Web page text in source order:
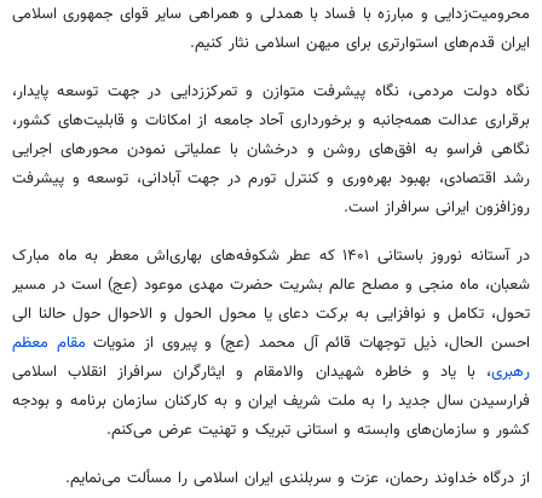
محرومیت‌زدایی و مبارزه با فساد با همدلی و همراهی سایر قوای جمهوری اسلامی
ایران قدم‌های استوارتری برای میهن اسلامی نثار کنیم.
نگاه دولت مردمی، نگاه پیشرفت متوازن و تمرکززدایی در جهت توسعه پایدار،
برقراری عدالت همه‌جانبه و برخورداری آحاد جامعه از امکانات و قابلیت‌های کشور،
نگاهی فراسو به افق‌های روشن و درخشان با عملیاتی نمودن محورهای اجرایی
رشد اقتصادی، بهبود بهره‌وری و کنترل تورم در جهت آبادانی، توسعه و پیشرفت
روزافزون ایرانی سرافراز است.
در آستانه نوروز باستانی ۱۴۰۱ که عطر شکوفه‌های بهاری‌اش معطر به ماه مبارک
شعبان، ماه منجی و مصلح عالم بشریت حضرت مهدی موعود (عج) است در مسیر
تحول، تکامل و نوافزایی به برکت دعای یا محول الحول و الاحوال حول حالنا الی
احسن الحال، ذیل توجهات قائم آل محمد (عج) و پیروی از منویاتمقام معظم
رهبری، با یاد و خاطره شهیدان والامقام و ایثارگران سرافراز انقلاب اسلامی
فرارسیدن سال جدید را به ملت شریف ایران و به کارکنان سازمان برنامه و بودجه
کشور و سازمان‌های وابسته و استانی تبریک و تهنیت عرض می‌کنم.
از درگاه خداوند رحمان، عزت و سربلندی ایران اسلامی را مسألت می‌نمایم.